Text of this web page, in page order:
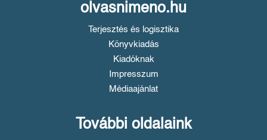
olvasnimeno.hu
Terjesztés és logisztika
Könyvkiadás
Kiadóknak
Impresszum
Médiaajánlat
További oldalaink